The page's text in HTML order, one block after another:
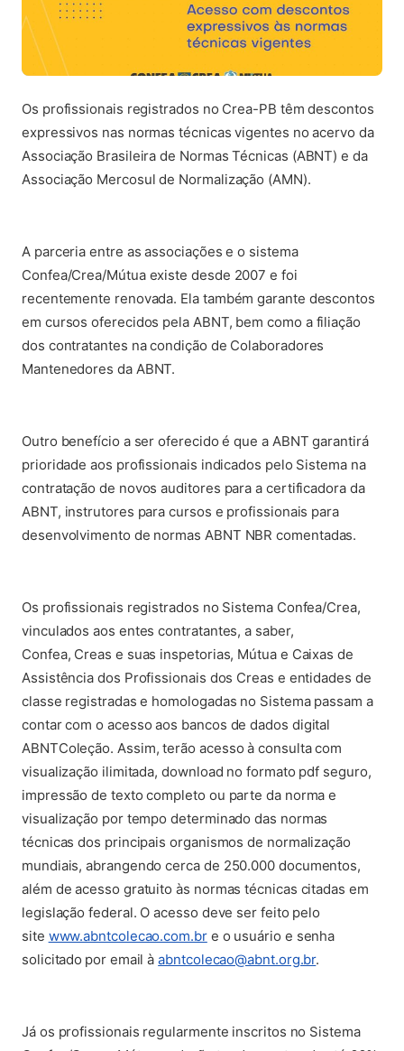
Os profissionais registrados no Crea-PB têm descontos
expressivos nas normas técnicas vigentes no acervo da
Associação Brasileira de Normas Técnicas (ABNT) e da
Associação Mercosul de Normalização (AMN).
A parceria entre as associações e o sistema
Confea/Crea/Mútua existe desde 2007 e foi
recentemente renovada. Ela também garante descontos
em cursos oferecidos pela ABNT, bem como a filiação
dos contratantes na condição de Colaboradores
Mantenedores da ABNT.
Outro benefício a ser oferecido é que a ABNT garantirá
prioridade aos profissionais indicados pelo Sistema na
contratação de novos auditores para a certificadora da
ABNT, instrutores para cursos e profissionais para
desenvolvimento de normas ABNT NBR comentadas.
Os profissionais registrados no Sistema Confea/Crea,
vinculados aos entes contratantes, a saber,
Confea, Creas e suas inspetorias, Mútua e Caixas de
Assistência dos Profissionais dos Creas e entidades de
classe registradas e homologadas no Sistema passam a
contar com o acesso aos bancos de dados digital
ABNTColeção. Assim, terão acesso à consulta com
visualização ilimitada, download no formato pdf seguro,
impressão de texto completo ou parte da norma e
visualização por tempo determinado das normas
técnicas dos principais organismos de normalização
mundiais, abrangendo cerca de 250.000 documentos,
além de acesso gratuito às normas técnicas citadas em
legislação federal. O acesso deve ser feito pelo
site www.abntcolecao.com.br(abre em nova aba)
e o usuário e senha
solicitado por email àabntcolecao@abnt.org.br.
Já os profissionais regularmente inscritos no Sistema